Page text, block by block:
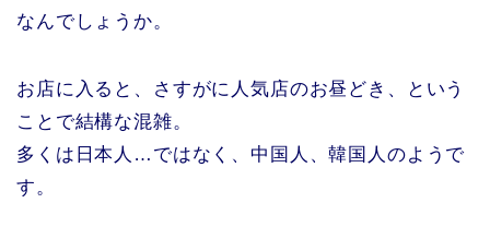
なんでしょうか。
お店に入ると、さすがに人気店のお昼どき、という
ことで結構な混雑。
多くは日本人…ではなく、中国人、韓国人のようで
す。